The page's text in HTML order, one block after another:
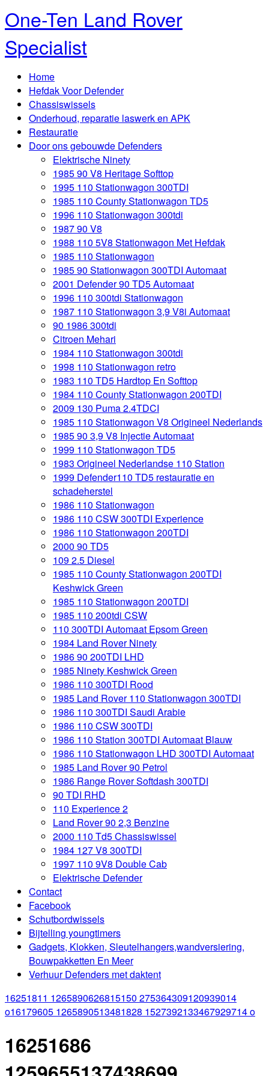
One-Ten Land Rover
Specialist
Home
Hefdak Voor Defender
Chassiswissels
Onderhoud, reparatie laswerk en APK
Restauratie
Door ons gebouwde Defenders
Elektrische Ninety
1985 90 V8 Heritage Softtop
1995 110 Stationwagon 300TDI
1985 110 County Stationwagon TD5
1996 110 Stationwagon 300tdi
1987 90 V8
1988 110 5V8 Stationwagon Met Hefdak
1985 110 Stationwagon
1985 90 Stationwagon 300TDI Automaat
2001 Defender 90 TD5 Automaat
1996 110 300tdi Stationwagon
1987 110 Stationwagon 3,9 V8i Automaat
90 1986 300tdi
Citroen Mehari
1984 110 Stationwagon 300tdi
1998 110 Stationwagon retro
1983 110 TD5 Hardtop En Softtop
1984 110 County Stationwagon 200TDI
2009 130 Puma 2.4TDCI
1985 110 Stationwagon V8 Origineel Nederlands
1985 90 3,9 V8 Injectie Automaat
1999 110 Stationwagon TD5
1983 Origineel Nederlandse 110 Station
1999 Defender110 TD5 restauratie en
schadeherstel
1986 110 Stationwagon
1986 110 CSW 300TDI Experience
1986 110 Stationwagon 200TDI
2000 90 TD5
109 2.5 Diesel
1985 110 County Stationwagon 200TDI
Keshwick Green
1985 110 Stationwagon 200TDI
1985 110 200tdi CSW
110 300TDI Automaat Epsom Green
1984 Land Rover Ninety
1986 90 200TDI LHD
1985 Ninety Keshwick Green
1986 110 300TDI Rood
1985 Land Rover 110 Stationwagon 300TDI
1986 110 300TDI Saudi Arabie
1986 110 CSW 300TDI
1986 110 Station 300TDI Automaat Blauw
1986 110 Stationwagon LHD 300TDI Automaat
1985 Land Rover 90 Petrol
1986 Range Rover Softdash 300TDI
90 TDI RHD
110 Experience 2
Land Rover 90 2,3 Benzine
2000 110 Td5 Chassiswissel
1984 127 V8 300TDI
1997 110 9V8 Double Cab
Elektrische Defender
Contact
Facebook
Schutbordwissels
Bijtelling youngtimers
Gadgets, Klokken, Sleutelhangers,wandversiering,
Bouwpakketten En Meer
Verhuur Defenders met daktent
16251811 1265890626815150 275364309120939014
o16179605 1265890513481828 1527392133467929714 o
16251686